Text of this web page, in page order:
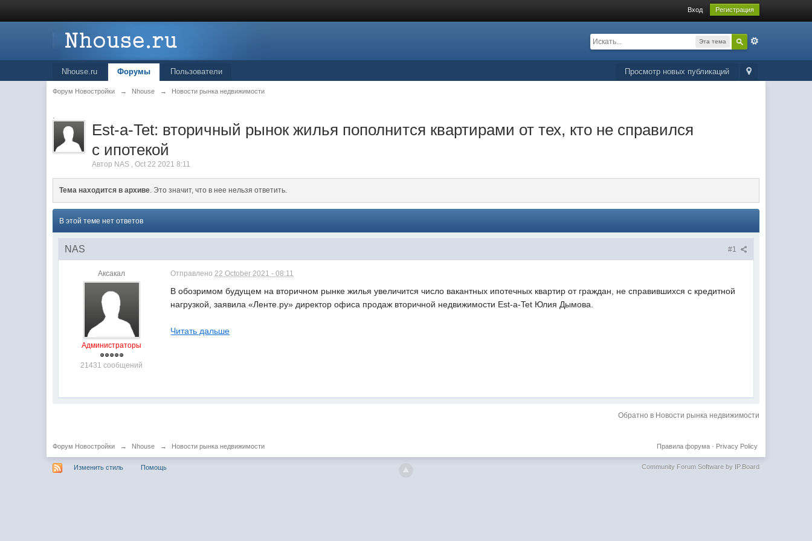
Вход Регистрация
Эта тема
Просмотр новых публикаций
Nhouse.ru Форумы Пользователи
Форум Новостройки → Nhouse → Новости рынка недвижимости
.
Est-a-Tet: вторичный рынок жилья пополнится квартирами от тех, кто не справился
с ипотекой
Автор NAS ,Oct 22 2021 8:11
Тема находится в архиве. Это значит, что в нее нельзя ответить.
В этой теме нет ответов
#1
NAS
Аксакал
Администраторы
21431 сообщений
Отправлено22 October 2021 - 08:11
В обозримом будущем на вторичном рынке жилья увеличится число вакантных ипотечных квартир от граждан, не справившихся с кредитной
нагрузкой, заявила «Ленте.ру» директор офиса продаж вторичной недвижимости Est-a-Tet Юлия Дымова.
Читать дальше
Обратно в Новости рынка недвижимости
Форум Новостройки → Nhouse → Новости рынка недвижимости Privacy Policy
Правила форума·
Изменить стиль Помощь Community Forum Software by IP.Board